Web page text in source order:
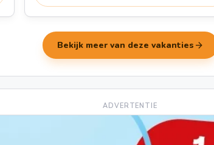
Bekijk meer van deze vakanties arrow_forward
ADVERTENTIE